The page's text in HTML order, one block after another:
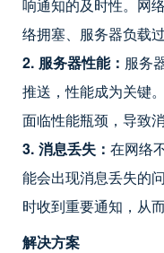
响通知的及时性。网
络拥塞、服务器负载过
2. 服务器性能： 服务
推送，性能成为关键
面临性能瓶颈，导致
3. 消息丢失： 在网络
能会出现消息丢失的
时收到重要通知，从
解决方案